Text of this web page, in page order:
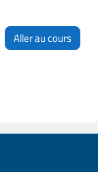
Aller au cours